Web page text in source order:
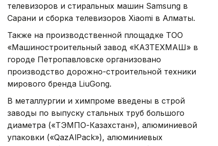
телевизоров и стиральных машин Samsung в
Сарани и сборка телевизоров Xiaomi в Алматы.
Также на производственной площадке ТОО
«Машиностроительный завод «КАЗТЕХМАШ» в
городе Петропавловске организовано
производство дорожно-строительной техники
мирового бренда LiuGong.
В металлургии и химпроме введены в строй
заводы по выпуску стальных труб большого
диаметра («ТЭМПО-Казахстан»), алюминиевой
упаковки («QazAlPack»), алюминиевых